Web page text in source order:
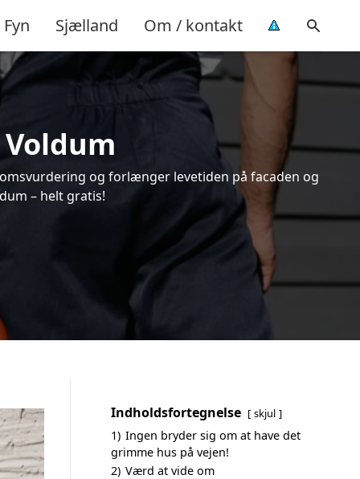
Fyn Sjælland Om / kontakt
og forlænger levetiden på facaden og
– helt gratis!
Indholdsfortegnelse skjul
1) Ingen bryder sig om at have det
grimme hus på vejen!
2) Værd at vide om